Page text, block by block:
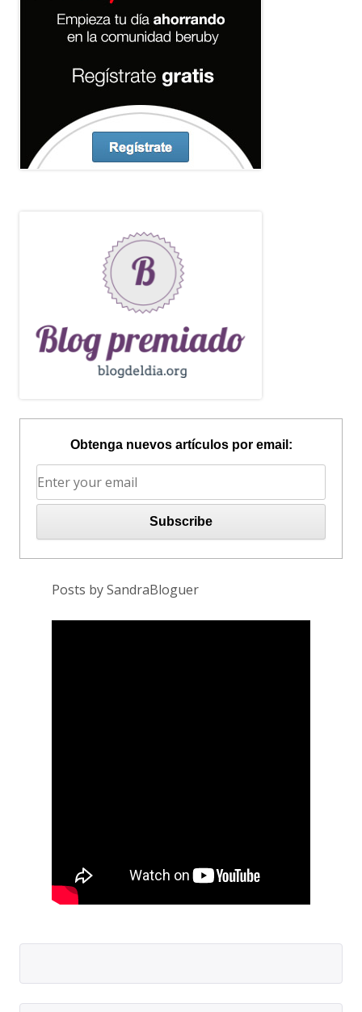
Obtenga nuevos artículos por email:
Posts by SandraBloguer